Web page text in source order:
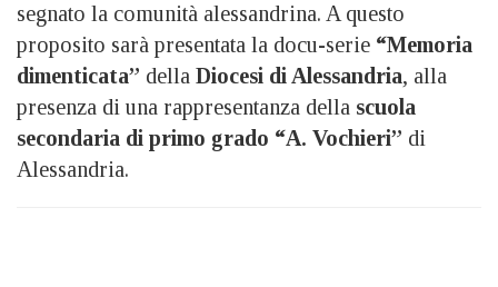
segnato la comunità alessandrina. A questo
proposito sarà presentata la docu-serie “Memoria
dimenticata” della Diocesi di Alessandria, alla
presenza di una rappresentanza della scuola
secondaria di primo grado “A. Vochieri” di
Alessandria.